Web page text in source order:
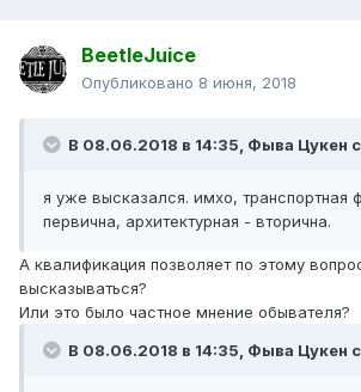
BeetleJuice
Опубликовано 8 июня, 2018
В 08.06.2018 в 14:35, Фыва Цукен
я уже высказался. имхо, транспортная
первична, архитектурная - вторична.
А квалификация позволяет по этому
высказываться?
Или это было частное мнение обывателя?
В 08.06.2018 в 14:35, Фыва Цукен